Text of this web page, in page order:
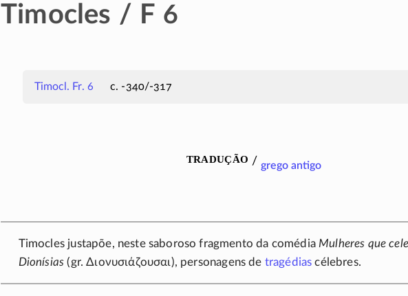
Timocles / F 6
Timocl. Fr. 6 c. -340/-317
tradução / grego antigo
Timocles justapõe, neste saboroso fragmento da comédia Mulheres que
Dionísias (gr.Διονυσιάζουσαι ), personagens de tragédias célebres.